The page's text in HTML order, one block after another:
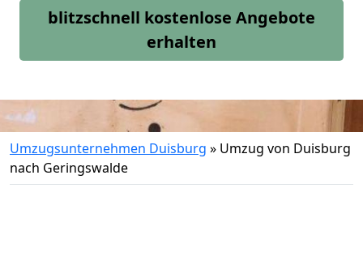
blitzschnell kostenlose Angebote
erhalten
Umzugsunternehmen Duisburg » Umzug von Duisburg
nach Geringswalde